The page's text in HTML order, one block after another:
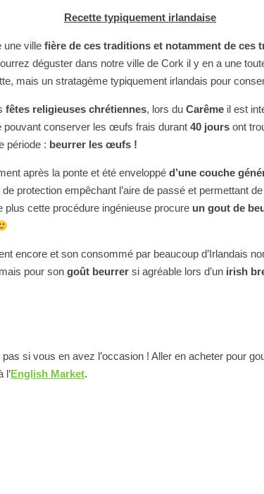
Recette typiquement irlandaise
une ville fière de ces traditions et notamment de ces
déguster dans notre ville de Cork il y en a une
mais un stratagème typiquement irlandais pour
fêtes religieuses chrétiennes, lors du Carême il est
pouvant conserver les œufs frais durant 40 jours ont
période : beurrer les œufs !
après la ponte et été enveloppé d’une couche
protection empêchant l’aire de passé et permettant
plus cette procédure ingénieuse procure un gout de
encore et son consommé par beaucoup d’Irlandais
pour son goût beurrer si agréable lors d’un irish
pas si vous en avez l’occasion ! Aller en acheter pour
l’English Market.